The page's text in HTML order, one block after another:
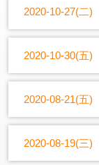
2020-10-27(二)
2020-10-30(五)
2020-08-21(五)
2020-08-19(三)